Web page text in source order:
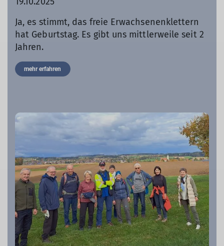
Ja, es stimmt, das freie Erwachsenenklettern
hat Geburtstag. Es gibt uns mittlerweile seit 2
Jahren.
mehr erfahren